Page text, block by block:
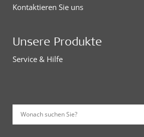
Kontaktieren Sie uns
Unsere Produkte
Service & Hilfe
Wonach suchen Sie?